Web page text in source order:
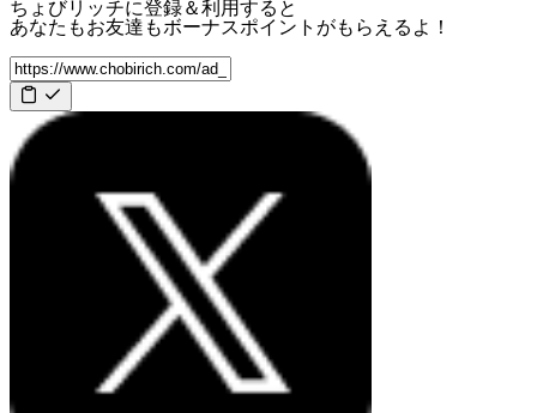
ちょびリッチに登録＆利用すると
あなたもお友達もボーナスポイント がもらえるよ！